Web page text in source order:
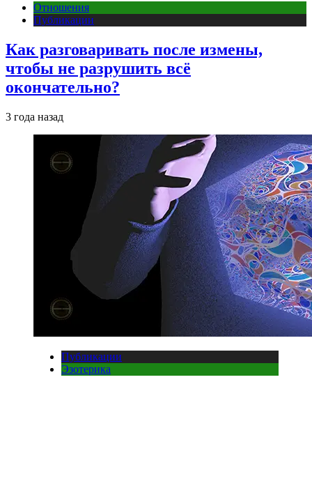
Отношения
Публикации
Как разговаривать после измены,
чтобы не разрушить всё
окончательно?
3 года назад
Публикации
Эзотерика